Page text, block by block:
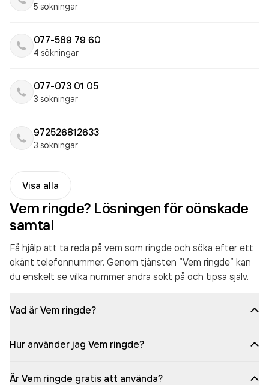
5 sökningar
077-589 79 60
4 sökningar
077-073 01 05
3 sökningar
972526812633
3 sökningar
Visa alla
Vem ringde? Lösningen för oönskade
samtal
Få hjälp att ta reda på vem som ringde och söka efter ett
okänt telefonnummer. Genom tjänsten “Vem ringde” kan
du enskelt se vilka nummer andra sökt på och tipsa själv.
Vad är Vem ringde?
Hur använder jag Vem ringde?
Är Vem ringde gratis att använda?